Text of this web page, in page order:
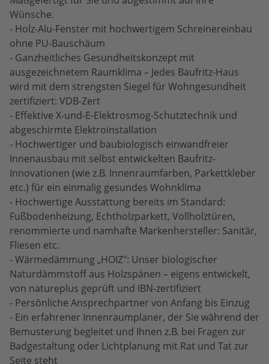
Wünsche.
- Holz-Alu-Fenster mit hochwertigem Schreinereinbau
ohne PU-Bauschäum
- Ganzheitliches Gesundheitskonzept mit
ausgezeichnetem Raumklima – Jedes Baufritz-Haus
wird mit dem strengsten Siegel für Wohngesundheit
zertifiziert: VDB-Zert
- Effektive X-und-E-Elektrosmog-Schutztechnik und
abgeschirmte Elektroinstallation
- Hochwertiger und baubiologisch einwandfreier
Innenausbau mit selbst entwickelten Baufritz-
Innovationen (wie z.B. Innenraumfarben, Parkettkleber
etc.) für ein einmalig gesundes Wohnklima
- Hochwertige Ausstattung bereits im Standard:
Fußbodenheizung, Echtholzparkett, Vollholztüren,
renommierte und namhafte Markenhersteller: Sanitär,
Fliesen etc.
- Wärmedämmung „HOIZ": Unser biologischer
Naturdämmstoff aus Holzspänen – eigens entwickelt,
von natureplus geprüft und IBN-zertifiziert
- Persönliche Ansprechpartner von Anfang bis Einzug
- Ein erfahrener Innenraumplaner, der Sie während der
Bemusterung begleitet und Ihnen z.B. bei Fragen zur
Badgestaltung oder Lichtplanung mit Rat und Tat zur
Seite steht